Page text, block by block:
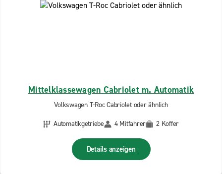
Mittelklassewagen Cabriolet m. Automatik
Volkswagen T-Roc Cabriolet oder ähnlich
Automatikgetriebe
4 Mitfahrer 2 Koffer
Details anzeigen